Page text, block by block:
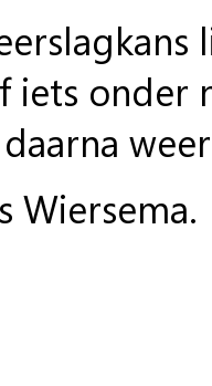
iets onder